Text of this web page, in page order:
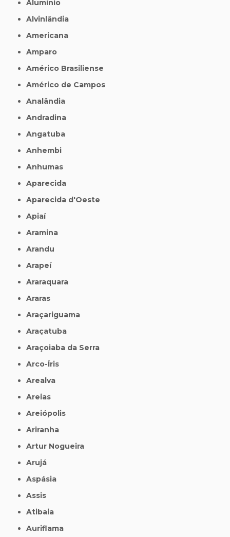
Alumínio
Alvinlândia
Americana
Amparo
Américo Brasiliense
Américo de Campos
Analândia
Andradina
Angatuba
Anhembi
Anhumas
Aparecida
Aparecida d'Oeste
Apiaí
Aramina
Arandu
Arapeí
Araraquara
Araras
Araçariguama
Araçatuba
Araçoiaba da Serra
Arco-Íris
Arealva
Areias
Areiópolis
Ariranha
Artur Nogueira
Arujá
Aspásia
Assis
Atibaia
Auriflama